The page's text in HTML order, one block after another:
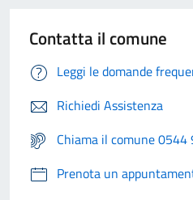
Contatta il comune
Leggi le domande
Richiedi Assistenza
Chiama il comune 0544
Prenota un